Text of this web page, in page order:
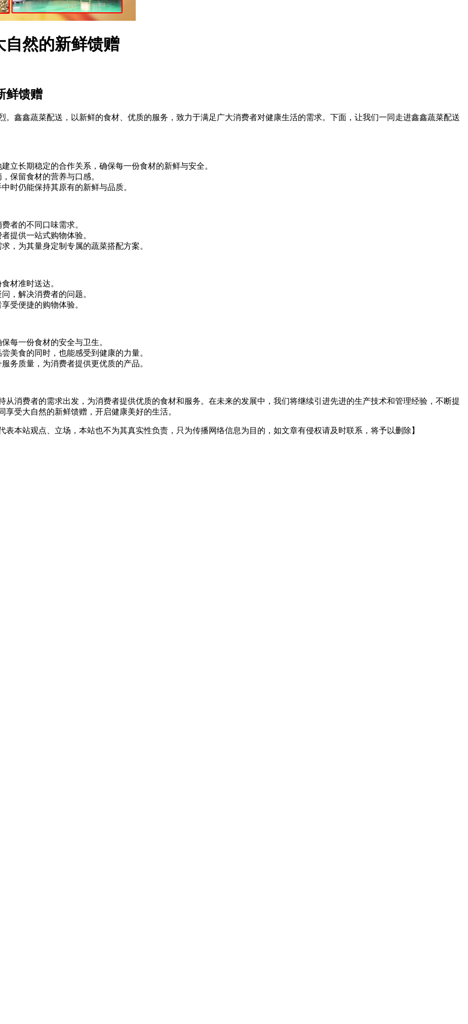
自然的新鲜馈赠
鲜馈赠
。鑫鑫蔬菜配送，以新鲜的食材、优质的服务，致力于满足广大消费者对健康生活的需求。下面，让我们一同走进鑫鑫蔬菜配送
立长期稳定的合作关系，确保每一份食材的新鲜与安全。
保留食材的营养与口感。
时仍能保持其原有的新鲜与品质。
者的不同口味需求。
提供一站式购物体验。
，为其量身定制专属的蔬菜搭配方案。
材准时送达。
，解决消费者的问题。
受便捷的购物体验。
每一份食材的安全与卫生。
美食的同时，也能感受到健康的力量。
务质量，为消费者提供更优质的产品。
消费者的需求出发，为消费者提供优质的食材和服务。在未来的发展中，我们将继续引进先进的生产技术和管理经验，不断提
受大自然的新鲜馈赠，开启健康美好的生活。
表本站观点、立场，本站也不为其真实性负责，只为传播网络信息为目的，如文章有侵权请及时联系，将予以删除】